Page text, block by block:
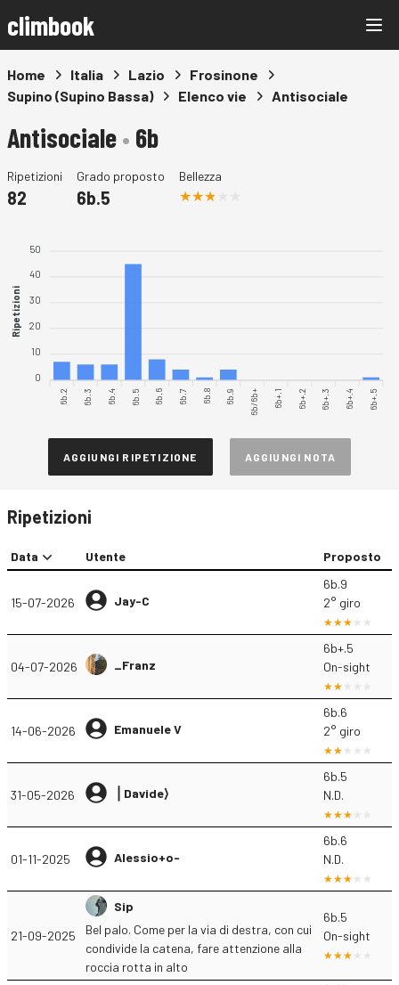
climbook
Home Italia Lazio
Frosinone
Supino (Supino Bassa)
Elenco vie Antisociale
Antisociale• 6b
Ripetizioni
82
Grado proposto
6b.5
Bellezza
50
40
30
20
10
0
Ripetizioni
6b.2 6b.3 6b.4 6b.5 6b.6 6b.7 6b.8 6b.9 6b/6b+ 6b+.1 6b+.2 6b+.3 6b+.4 6b+.5
AGGIUNGI RIPETIZIONE AGGIUNGI NOTA
Ripetizioni
Data Utente Proposto
15-07-2026 Jay-C
6b.9
2° giro
04-07-2026 _Franz
6b+.5
On-sight
14-06-2026 Emanuele V
6b.6
2° giro
31-05-2026 ⎪Davide⟩
6b.5
N.D.
01-11-2025 Alessio+o-
6b.6
N.D.
21-09-2025
Sip
Bel palo. Come per la via di destra, con cui
condivide la catena, fare attenzione alla
roccia rotta in alto
6b.5
On-sight